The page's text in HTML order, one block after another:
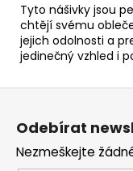
Tyto nášivky jsou
chtějí svému
jejich odolnosti a
jedinečný vzhled i
Z
Odebírat
Nezmeškejte